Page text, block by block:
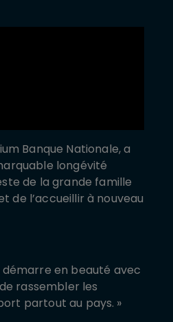
Banque Nationale, a
longévité
de la grande famille
de l’accueillir à nouveau
démarre en beauté avec
rassembler les
partout au pays. »